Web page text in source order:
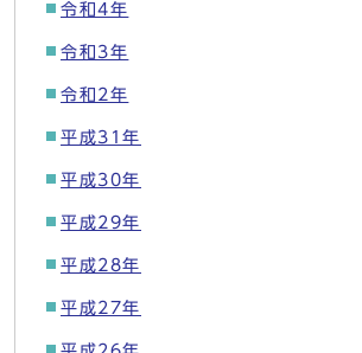
令和4年
令和3年
令和2年
平成31年
平成30年
平成29年
平成28年
平成27年